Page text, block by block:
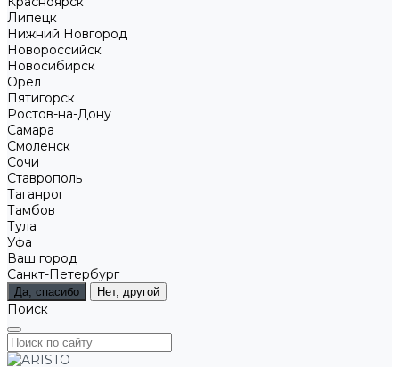
Липецк
Нижний Новгород
Новороссийск
Новосибирск
Орёл
Пятигорск
Ростов-на-Дону
Самара
Смоленск
Сочи
Ставрополь
Таганрог
Тамбов
Тула
Уфа
Ваш город
Санкт-Петербург
Да, спасибо Нет, другой
Поиск